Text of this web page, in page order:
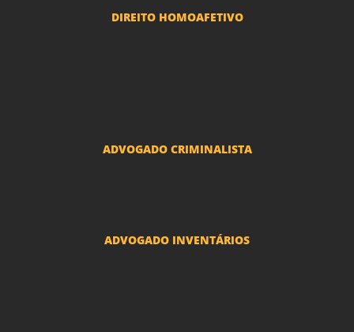
DIREITO HOMOAFETIVO
ADVOGADO CRIMINALISTA
ADVOGADO INVENTÁRIOS